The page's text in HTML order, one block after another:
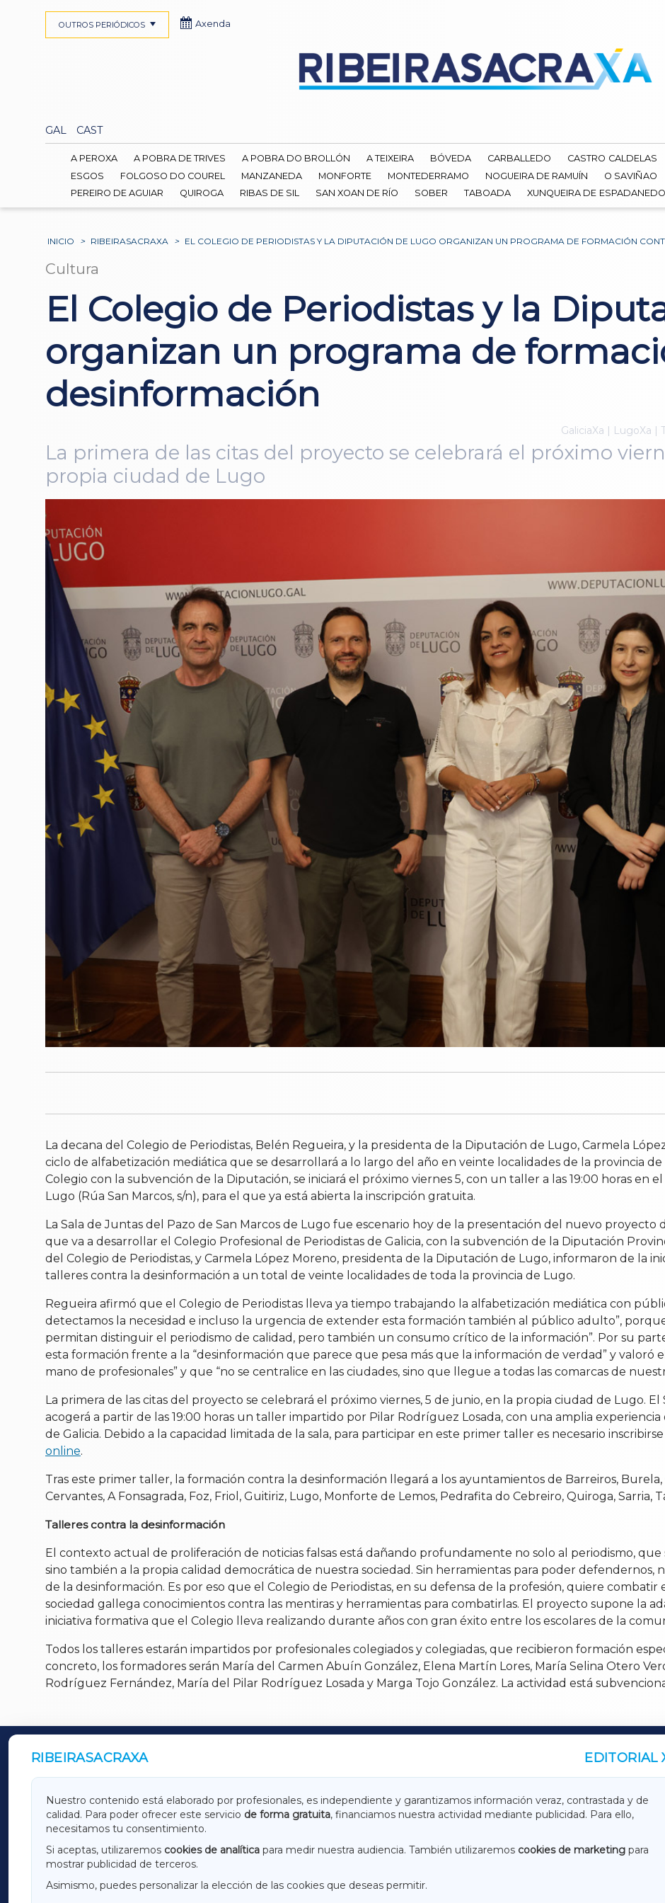
GAL CAST
OUTROS PERIÓDICOS Axenda
A PEROXA A POBRA DE TRIVES A POBRA DO BROLLÓN A TEIXEIRA BÓVEDA CARBALLEDO CASTRO CALDELAS
ESGOS
FOLGOSO DO COUREL MANZANEDA MONFORTE MONTEDERRAMO NOGUEIRA DE RAMUÍN O SAVIÑAO
PEREIRO DE AGUIAR
QUIROGA RIBAS DE SIL SAN XOAN DE RÍO SOBER TABOADA XUNQUEIRA DE ESPADANEDO
INICIO > RIBEIRASACRAXA > EL COLEGIO DE PERIODISTAS Y LA DIPUTACIÓN DE LUGO ORGANIZAN UN PROGRAMA DE FORMACIÓN
Cultura
El Colegio de Periodistas y la
organizan un programa de
desinformación
GaliciaXa | LugoXa |
La primera de las citas del proyecto se celebrará el próximo
propia ciudad de Lugo
La decana del Colegio de Periodistas, Belén Regueira, y la presidenta de la Diputación de Lugo, Carmela
ciclo de alfabetización mediática que se desarrollará a lo largo del año en veinte localidades de la provincia de
Colegio con la subvención de la Diputación, se iniciará el próximo viernes 5, con un taller a las 19:00 horas en
Lugo (Rúa San Marcos, s/n), para el que ya está abierta la inscripción gratuita.
La Sala de Juntas del Pazo de San Marcos de Lugo fue escenario hoy de la presentación del nuevo
que va a desarrollar el Colegio Profesional de Periodistas de Galicia, con la subvención de la Diputación
del Colegio de Periodistas, y Carmela López Moreno, presidenta de la Diputación de Lugo, informaron de la
talleres contra la desinformación a un total de veinte localidades de toda la provincia de Lugo.
Regueira afirmó que el Colegio de Periodistas lleva ya tiempo trabajando la alfabetización mediática con
detectamos la necesidad e incluso la urgencia de extender esta formación también al público adulto”,
permitan distinguir el periodismo de calidad, pero también un consumo crítico de la información”. Por su
esta formación frente a la “desinformación que parece que pesa más que la información de verdad” y valoró
mano de profesionales” y que “no se centralice en las ciudades, sino que llegue a todas las comarcas de
La primera de las citas del proyecto se celebrará el próximo viernes, 5 de junio, en la propia ciudad de Lugo.
acogerá a partir de las 19:00 horas un taller impartido por Pilar Rodríguez Losada, con una amplia
de Galicia. Debido a la capacidad limitada de la sala, para participar en este primer taller es necesario
online.
Tras este primer taller, la formación contra la desinformación llegará a los ayuntamientos de Barreiros, Burela,
Cervantes, A Fonsagrada, Foz, Friol, Guitiriz, Lugo, Monforte de Lemos, Pedrafita do Cebreiro, Quiroga, Sarria,
Talleres contra la desinformación
El contexto actual de proliferación de noticias falsas está dañando profundamente no solo al periodismo, que
sino también a la propia calidad democrática de nuestra sociedad. Sin herramientas para poder defendernos,
de la desinformación. Es por eso que el Colegio de Periodistas, en su defensa de la profesión, quiere
sociedad gallega conocimientos contra las mentiras y herramientas para combatirlas. El proyecto supone la
iniciativa formativa que el Colegio lleva realizando durante años con gran éxito entre los escolares de la
Todos los talleres estarán impartidos por profesionales colegiados y colegiadas, que recibieron formación
concreto, los formadores serán María del Carmen Abuín González, Elena Martín Lores, María Selina Otero
Rodríguez Fernández, María del Pilar Rodríguez Losada y Marga Tojo González. La actividad está
RIBEIRASACRAXA EDITORIAL
Nuestro contenido está elaborado por profesionales, es independiente y garantizamos información veraz, contrastada y de
calidad. Para poder ofrecer este servicio de forma gratuita, financiamos nuestra actividad mediante publicidad. Para ello,
necesitamos tu consentimiento.
Si aceptas, utilizaremos cookies de analítica para medir nuestra audiencia. También utilizaremos cookies de marketing para
mostrar publicidad de terceros.
Asimismo, puedes personalizar la elección de las cookies que deseas permitir.
OUTROS PERIÓDICOS
GALICIAXA LUGOXA TERRACHAXA
AMARIÑAXA
RIBEIRASACRAXA ACORUÑAXA
OURENSEXA